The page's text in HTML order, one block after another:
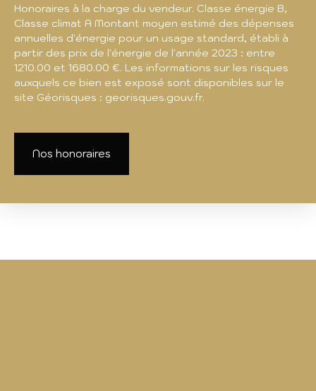
Honoraires à la charge du vendeur. Classe énergie B,
Classe climat A Montant moyen estimé des dépenses
annuelles d'énergie pour un usage standard, établi à
partir des prix de l'énergie de l'année 2023 : entre
1210.00 et 1680.00 €. Les informations sur les risques
auxquels ce bien est exposé sont disponibles sur le
site Géorisques : georisques.gouv.fr.
Nos honoraires